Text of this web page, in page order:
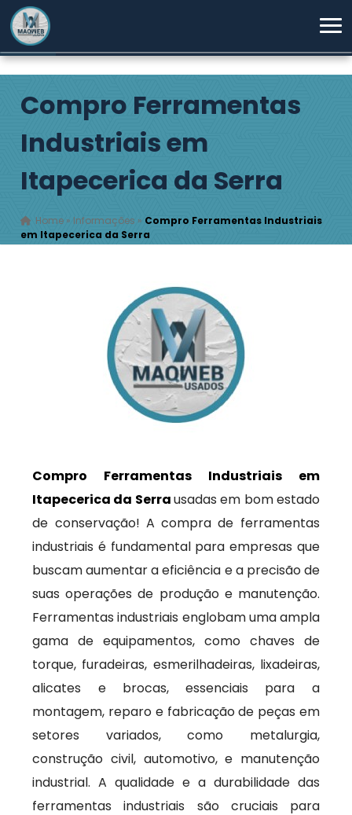
Compro Ferramentas
Industriais em
Itapecerica da Serra
Home » Informações » Compro Ferramentas Industriais
em Itapecerica da Serra
Compro Ferramentas Industriais em
Itapecerica da Serrausadas em bom estado
de conservação! A compra de ferramentas
industriais é fundamental para empresas que
buscam aumentar a eficiência e a precisão de
suas operações de produção e manutenção.
Ferramentas industriais englobam uma ampla
gama de equipamentos, como chaves de
torque, furadeiras, esmerilhadeiras, lixadeiras,
alicates e brocas, essenciais para a
montagem, reparo e fabricação de peças em
setores variados, como metalurgia,
construção civil, automotivo, e manutenção
industrial. A qualidade e a durabilidade das
ferramentas industriais são cruciais para